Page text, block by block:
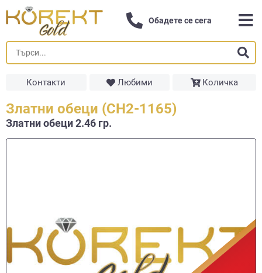
Обадете се сега
Контакти Любими Количка
Златни обеци (СН2-1165)
Златни обеци 2.46 гр.